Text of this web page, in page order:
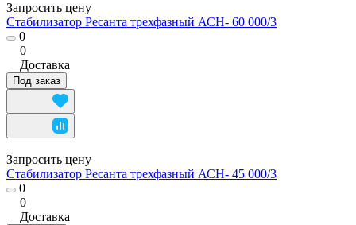
Запросить цену
Стабилизатор Ресанта трехфазный АСН- 60 000/3
0
0
Доставка
Под заказ
Запросить цену
Стабилизатор Ресанта трехфазный АСН- 45 000/3
0
0
Доставка